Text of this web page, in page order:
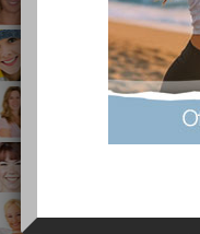
PLUS